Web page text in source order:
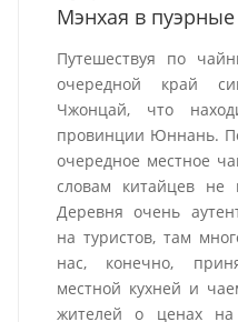
Мэнхая в
Путешествуя по
очередной край
Чжонцай, что
провинции Юннань.
очередное местное
словам китайцев
Деревня очень
на туристов, там
нас, конечно,
местной кухней и
жителей о ценах